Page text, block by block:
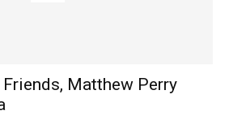
Matthew Perry